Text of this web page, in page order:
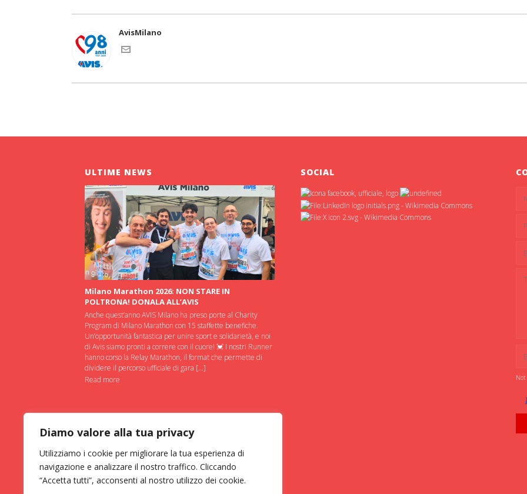
Diamo valore alla tua privacy
Utilizziamo i cookie per migliorare la tua esperienza di
navigazione e analizzare il nostro traffico. Cliccando
“Accetta tutti”, acconsenti al nostro utilizzo dei cookie.
AvisMilano
ULTIME NEWS
Milano Marathon 2026: NON STARE IN
POLTRONA! DONALA ALL’AVIS
Anche quest’anno AVIS Milano ha preso porte al Charity
Program di Milano Marathon con 15 staffette benefiche.
Un’opportunità fantastica per unire sport e solidarietà, e noi
di Avis siamo pronti a correre con il cuore! 💓 I nostri Runner
hanno corso la Relay Marathon, il format che permette di
dividere il percorso ufficiale di gara […]
Read more
SOCIAL